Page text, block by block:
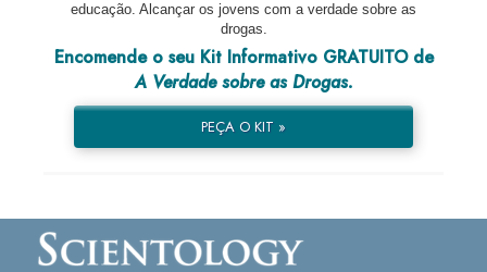
educação. Alcançar os jovens com a verdade sobre as
drogas.
Encomende o seu Kit Informativo GRATUITO de
A Verdade sobre as Drogas.
PEÇA O KIT »